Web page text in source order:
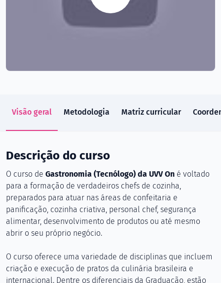
Visão geral Metodologia Matriz curricular
Descrição do curso
O curso de Gastronomia (Tecnólogo) da UVV On é voltado
para a formação de verdadeiros chefs de cozinha,
preparados para atuar nas áreas de confeitaria e
panificação, cozinha criativa, personal chef, segurança
alimentar, desenvolvimento de produtos ou até mesmo
abrir o seu próprio negócio.
O curso oferece uma variedade de disciplinas que incluem
criação e execução de pratos da culinária brasileira e
internacional. Dentre os diferenciais da Graduação, estão